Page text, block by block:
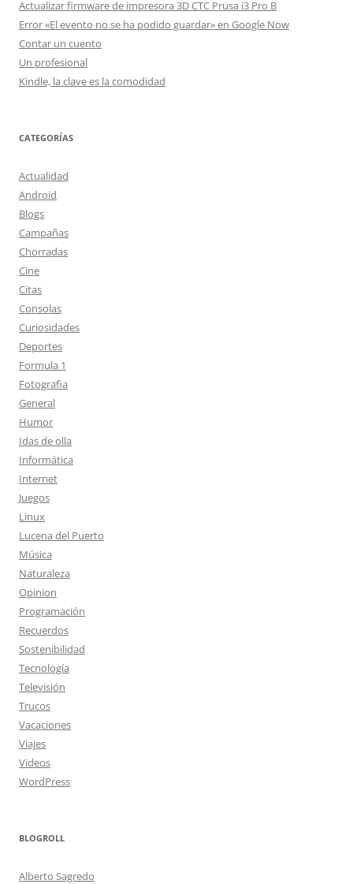
Actualizar firmware de impresora 3D CTC Prusa i3 Pro B
Error «El evento no se ha podido guardar» en Google Now
Contar un cuento
Un profesional
Kindle, la clave es la comodidad
CATEGORÍAS
Actualidad
Android
Blogs
Campañas
Chorradas
Cine
Citas
Consolas
Curiosidades
Deportes
Formula 1
Fotografia
General
Humor
Idas de olla
Informática
Internet
Juegos
Linux
Lucena del Puerto
Música
Naturaleza
Opinion
Programación
Recuerdos
Sostenibilidad
Tecnología
Televisión
Trucos
Vacaciones
Viajes
Videos
WordPress
BLOGROLL
Alberto Sagredo